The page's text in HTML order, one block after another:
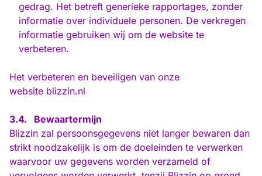
gedrag. Het betreft generieke rapportages, zonder
informatie over individuele personen. De verkregen
informatie gebruiken wij om de website te
verbeteren.
Het verbeteren en beveiligen van onze
website blizzin.nl
3.4.
Bewaartermijn
Blizzin zal persoonsgegevens niet langer bewaren dan
strikt noodzakelijk is om de doeleinden te verwerken
waarvoor uw gegevens worden verzameld of